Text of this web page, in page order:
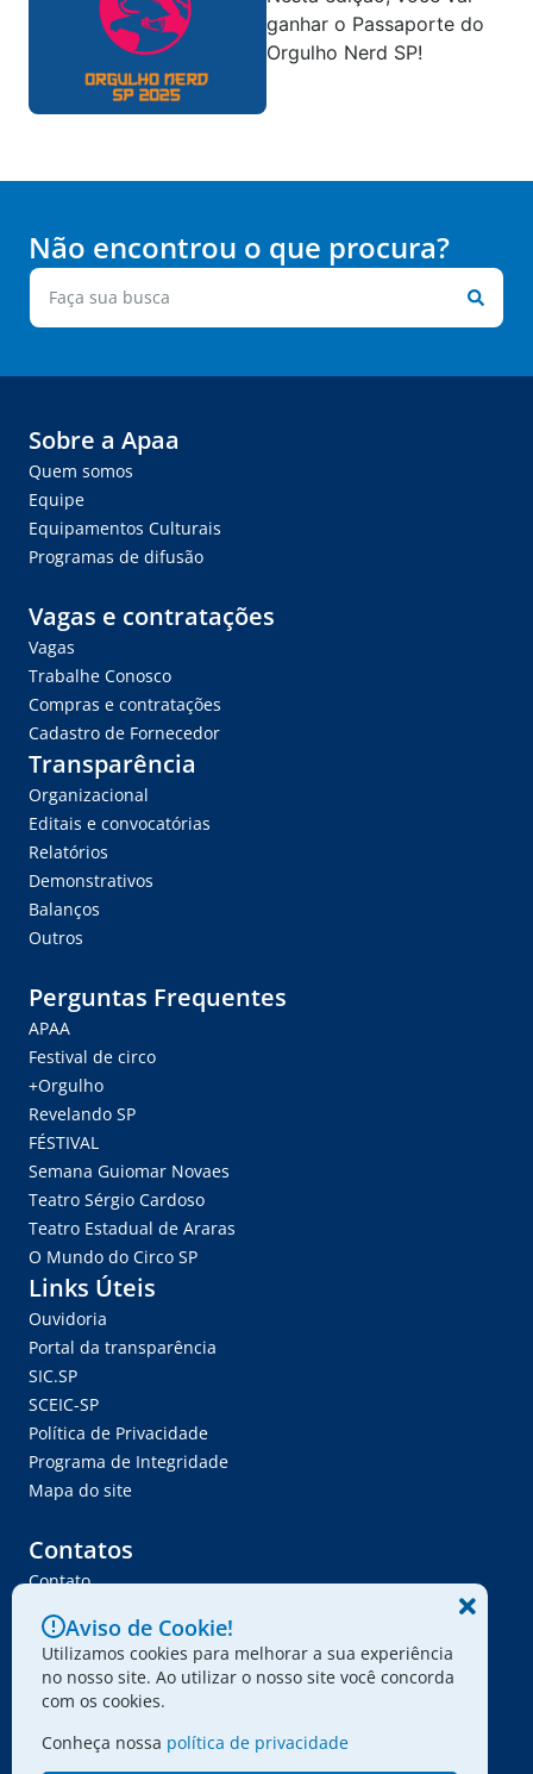
ganhar o Passaporte do
Orgulho Nerd SP!
Não encontrou o que procura?
Sobre a Apaa
Quem somos
Equipe
Equipamentos Culturais
Programas de difusão
Vagas e contratações
Vagas
Trabalhe Conosco
Compras e contratações
Cadastro de Fornecedor
Transparência
Organizacional
Editais e convocatórias
Relatórios
Demonstrativos
Balanços
Outros
Perguntas Frequentes
APAA
Festival de circo
+Orgulho
Revelando SP
FÉSTIVAL
Semana Guiomar Novaes
Teatro Sérgio Cardoso
Teatro Estadual de Araras
O Mundo do Circo SP
Links Úteis
Ouvidoria
Portal da transparência
SIC.SP
SCEIC-SP
Política de Privacidade
Programa de Integridade
Mapa do site
Contatos
Contato
Ser Fornecedor
Envie seu projeto
Aviso de Cookie!
Utilizamos cookies para melhorar a sua experiência
no nosso site. Ao utilizar o nosso site você concorda
com os cookies.
Conheça nossa política de privacidade